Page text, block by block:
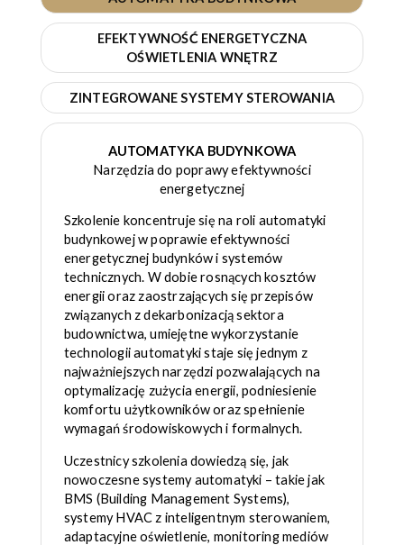
EFEKTYWNOŚĆ ENERGETYCZNA
OŚWIETLENIA WNĘTRZ
ZINTEGROWANE SYSTEMY STEROWANIA
AUTOMATYKA BUDYNKOWA
Narzędzia do poprawy efektywności
energetycznej
Szkolenie koncentruje się na roli automatyki
budynkowej w poprawie efektywności
energetycznej budynków i systemów
technicznych. W dobie rosnących kosztów
energii oraz zaostrzających się przepisów
związanych z dekarbonizacją sektora
budownictwa, umiejętne wykorzystanie
technologii automatyki staje się jednym z
najważniejszych narzędzi pozwalających na
optymalizację zużycia energii, podniesienie
komfortu użytkowników oraz spełnienie
wymagań środowiskowych i formalnych.
Uczestnicy szkolenia dowiedzą się, jak
nowoczesne systemy automatyki – takie jak
BMS (Building Management Systems),
systemy HVAC z inteligentnym sterowaniem,
adaptacyjne oświetlenie, monitoring mediów